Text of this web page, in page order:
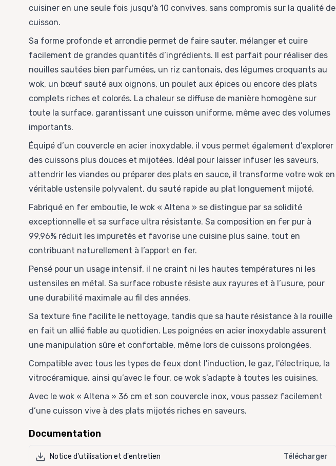
cuisiner en une seule fois jusqu'à 10 convives, sans compromis sur la qualité de
cuisson.
Sa forme profonde et arrondie permet de faire sauter, mélanger et cuire
facilement de grandes quantités d’ingrédients. Il est parfait pour réaliser des
nouilles sautées bien parfumées, un riz cantonais, des légumes croquants au
wok, un bœuf sauté aux oignons, un poulet aux épices ou encore des plats
complets riches et colorés. La chaleur se diffuse de manière homogène sur
toute la surface, garantissant une cuisson uniforme, même avec des volumes
importants.
Équipé d’un couvercle en acier inoxydable, il vous permet également d’explorer
des cuissons plus douces et mijotées. Idéal pour laisser infuser les saveurs,
attendrir les viandes ou préparer des plats en sauce, il transforme votre wok en
véritable ustensile polyvalent, du sauté rapide au plat longuement mijoté.
Fabriqué en fer emboutie, le wok « Altena » se distingue par sa solidité
exceptionnelle et sa surface ultra résistante. Sa composition en fer pur à
99,96% réduit les impuretés et favorise une cuisine plus saine, tout en
contribuant naturellement à l’apport en fer.
Pensé pour un usage intensif, il ne craint ni les hautes températures ni les
ustensiles en métal. Sa surface robuste résiste aux rayures et à l’usure, pour
une durabilité maximale au fil des années.
Sa texture fine facilite le nettoyage, tandis que sa haute résistance à la rouille
en fait un allié fiable au quotidien. Les poignées en acier inoxydable assurent
une manipulation sûre et confortable, même lors de cuissons prolongées.
Compatible avec tous les types de feux dont l'induction, le gaz, l'électrique, la
vitrocéramique, ainsi qu’avec le four, ce wok s’adapte à toutes les cuisines.
Avec le wok « Altena » 36 cm et son couvercle inox, vous passez facilement
d’une cuisson vive à des plats mijotés riches en saveurs.
Documentation
Notice d'utilisation et d'entretien Télécharger